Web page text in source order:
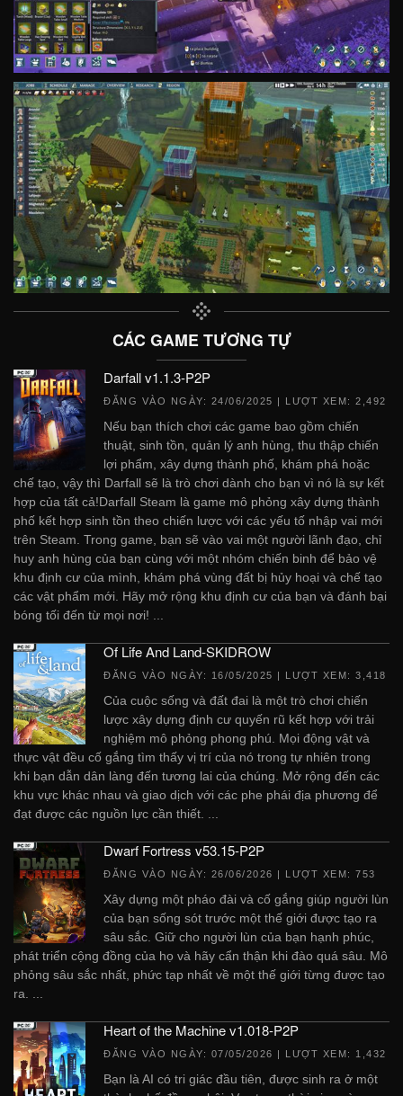
CÁC GAME TƯƠNG TỰ
Darfall v1.1.3-P2P
ĐĂNG VÀO NGÀY: 24/06/2025 | LƯỢT XEM: 2,492
Nếu bạn thích chơi các game bao gồm chiến
thuật, sinh tồn, quản lý anh hùng, thu thập chiến
lợi phẩm, xây dựng thành phố, khám phá hoặc
chế tạo, vậy thì Darfall sẽ là trò chơi dành cho bạn vì nó là sự kết
hợp của tất cả!Darfall Steam là game mô phỏng xây dựng thành
phố kết hợp sinh tồn theo chiến lược với các yếu tố nhập vai mới
trên Steam. Trong game, bạn sẽ vào vai một người lãnh đạo, chỉ
huy anh hùng của bạn cùng với một nhóm chiến binh để bảo vệ
khu định cư của mình, khám phá vùng đất bị hủy hoại và chế tạo
các vật phẩm mới. Hãy mở rộng khu định cư của bạn và đánh bại
bóng tối đến từ mọi nơi! ...
Of Life And Land-SKIDROW
ĐĂNG VÀO NGÀY: 16/05/2025 | LƯỢT XEM: 3,418
Của cuộc sống và đất đai là một trò chơi chiến
lược xây dựng định cư quyến rũ kết hợp với trải
nghiệm mô phỏng phong phú. Mọi động vật và
thực vật đều cố gắng tìm thấy vị trí của nó trong tự nhiên trong
khi bạn dẫn dân làng đến tương lai của chúng. Mở rộng đến các
khu vực khác nhau và giao dịch với các phe phái địa phương để
đạt được các nguồn lực cần thiết. ...
Dwarf Fortress v53.15-P2P
ĐĂNG VÀO NGÀY: 26/06/2026 | LƯỢT XEM: 753
Xây dựng một pháo đài và cố gắng giúp người lùn
của bạn sống sót trước một thế giới được tạo ra
sâu sắc. Giữ cho người lùn của bạn hạnh phúc,
phát triển cộng đồng của họ và hãy cẩn thận khi đào quá sâu. Mô
phỏng sâu sắc nhất, phức tạp nhất về một thế giới từng được tạo
ra. ...
Heart of the Machine v1.018-P2P
ĐĂNG VÀO NGÀY: 07/05/2026 | LƯỢT XEM: 1,432
Bạn là AI có tri giác đầu tiên, được sinh ra ở một